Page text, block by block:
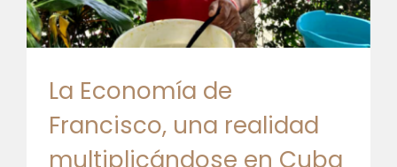
🎧 EoF RADIO
La Economía de
Francisco, una realidad
multiplicándose en Cuba